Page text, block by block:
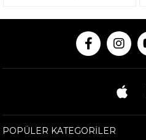
POPÜLER KATEGORİLER